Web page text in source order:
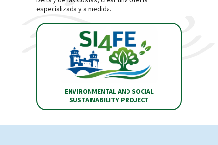
especializada y a medida.
ENVIRONMENTAL AND SOCIAL
SUSTAINABILITY PROJECT